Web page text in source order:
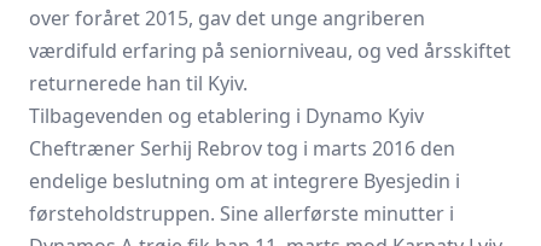
over foråret 2015, gav det unge angriberen
værdifuld erfaring på seniorniveau, og ved årsskiftet
returnerede han til Kyiv.
Tilbagevenden og etablering i Dynamo Kyiv
Cheftræner Serhij Rebrov tog i marts 2016 den
endelige beslutning om at integrere Byesjedin i
førsteholdstruppen. Sine allerførste minutter i